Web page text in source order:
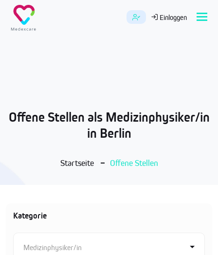
Einloggen
Offene Stellen als Medizinphysiker/in
in Berlin
Startseite Offene Stellen
Kategorie
Medizinphysiker/in